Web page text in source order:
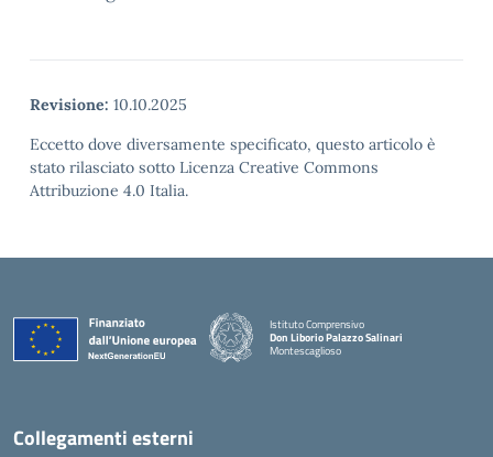
Revisione: 10.10.2025
Eccetto dove diversamente specificato, questo articolo è
stato rilasciato sotto Licenza Creative Commons
Attribuzione 4.0 Italia.
Istituto Comprensivo
Don Liborio Palazzo Salinari
Montescaglioso
Collegamenti esterni